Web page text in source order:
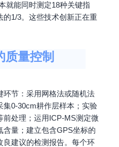
就能同时测定18种关键指
1/3。这些技术创新正在重
质量控制
环节：采用网格法或随机法
0-30cm耕作层样本；实验
处理；运用ICP-MS测定微
量；建立包含GPS坐标的
良建议的检测报告。每个环